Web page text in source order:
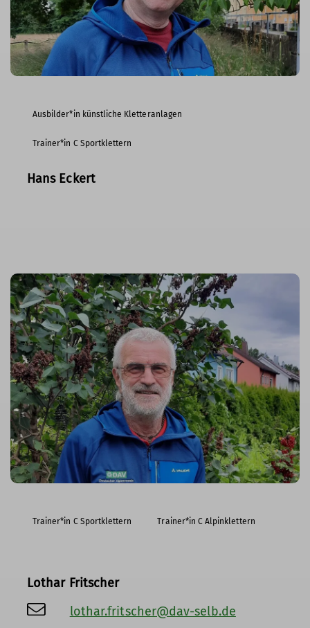
Ausbilder*in künstliche Kletteranlagen
Trainer*in C Sportklettern
Hans Eckert
Trainer*in C Sportklettern Trainer*in C Alpinklettern
Lothar Fritscher
lothar.fritscher@dav-selb.de